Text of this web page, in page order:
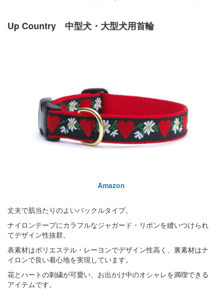
Up Country 中型犬・大型犬用首輪
Amazon
丈夫で肌当たりのよいバックルタイプ。
ナイロンテープにカラフルなジャガード・リボンを縫いつけられ
てデザイン性抜群。
表素材はポリエステル・レーヨンでデザイン性高く、裏素材はナ
イロンで良い着心地を実現しています。
花とハートの刺繍が可愛い、お出かけ中のオシャレを満喫できる
アイテムです。